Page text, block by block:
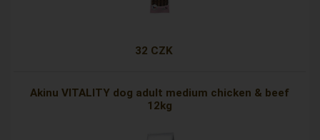
32 CZK
Akinu VITALITY dog adult medium chicken & beef
12kg